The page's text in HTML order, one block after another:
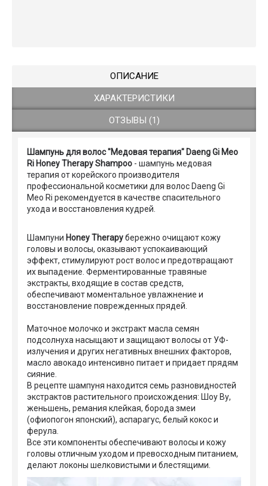
ОПИСАНИЕ
ХАРАКТЕРИСТИКИ
ОТЗЫВЫ (1)
Шампунь для волос "Медовая терапия" Daeng Gi Meo
Ri Honey Therapy Shampoo - шампунь медовая
терапия от корейского производителя
профессиональной косметики для волос Daeng Gi
Meo Ri рекомендуется в качестве спасительного
ухода и восстановления кудрей.
Шампуни Honey Therapyбережно очищают кожу
головы и волосы, оказывают успокаивающий
эффект, стимулируют рост волос и предотвращают
их выпадение. Ферментированные травяные
экстракты, входящие в состав средств,
обеспечивают моментальное увлажнение и
восстановление поврежденных прядей.
Маточное молочко и экстракт масла семян
подсолнуха насыщают и защищают волосы от УФ-
излучения и других негативных внешних факторов,
масло авокадо интенсивно питает и придает прядям
сияние.
В рецепте шампуня находится семь разновидностей
экстрактов растительного происхождения: Шоу Ву,
женьшень, ремания клейкая, борода змеи
(офиопогон японский), аспарагус, белый кокос и
ферула.
Все эти компоненты обеспечивают волосы и кожу
головы отличным уходом и превосходным питанием,
делают локоны шелковистыми и блестящими.